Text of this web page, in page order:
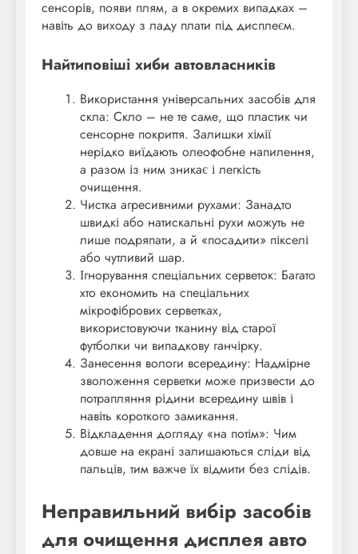
сенсорів, появи плям, а в окремих випадках –
навіть до виходу з ладу плати під дисплеєм.
Найтиповіші хиби автовласників
Використання універсальних засобів для
скла: Скло – не те саме, що пластик чи
сенсорне покриття. Залишки хімії
нерідко виїдають олеофобне напилення,
а разом із ним зникає і легкість
очищення.
Чистка агресивними рухами: Занадто
швидкі або натискальні рухи можуть не
лише подряпати, а й «посадити» пікселі
або чутливий шар.
Ігнорування спеціальних серветок: Багато
хто економить на спеціальних
мікрофібрових серветках,
використовуючи тканину від старої
футболки чи випадкову ганчірку.
Занесення вологи всередину: Надмірне
зволоження серветки може призвести до
потрапляння рідини всередину швів і
навіть короткого замикання.
Відкладення догляду «на потім»: Чим
довше на екрані залишаються сліди від
пальців, тим важче їх відмити без слідів.
Неправильний вибір засобів
для очищення дисплея авто